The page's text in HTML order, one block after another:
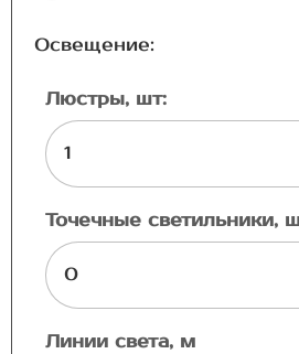
Освещение:
Люстры, шт:
Точечные светильники,
Линии света, м